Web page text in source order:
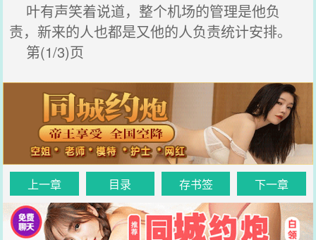
叶有声笑着说道，整个机场的管理是他负
责，新来的人也都是又他的人负责统计安排。
第(1/3)页
上一章 目录 存书签 下一章